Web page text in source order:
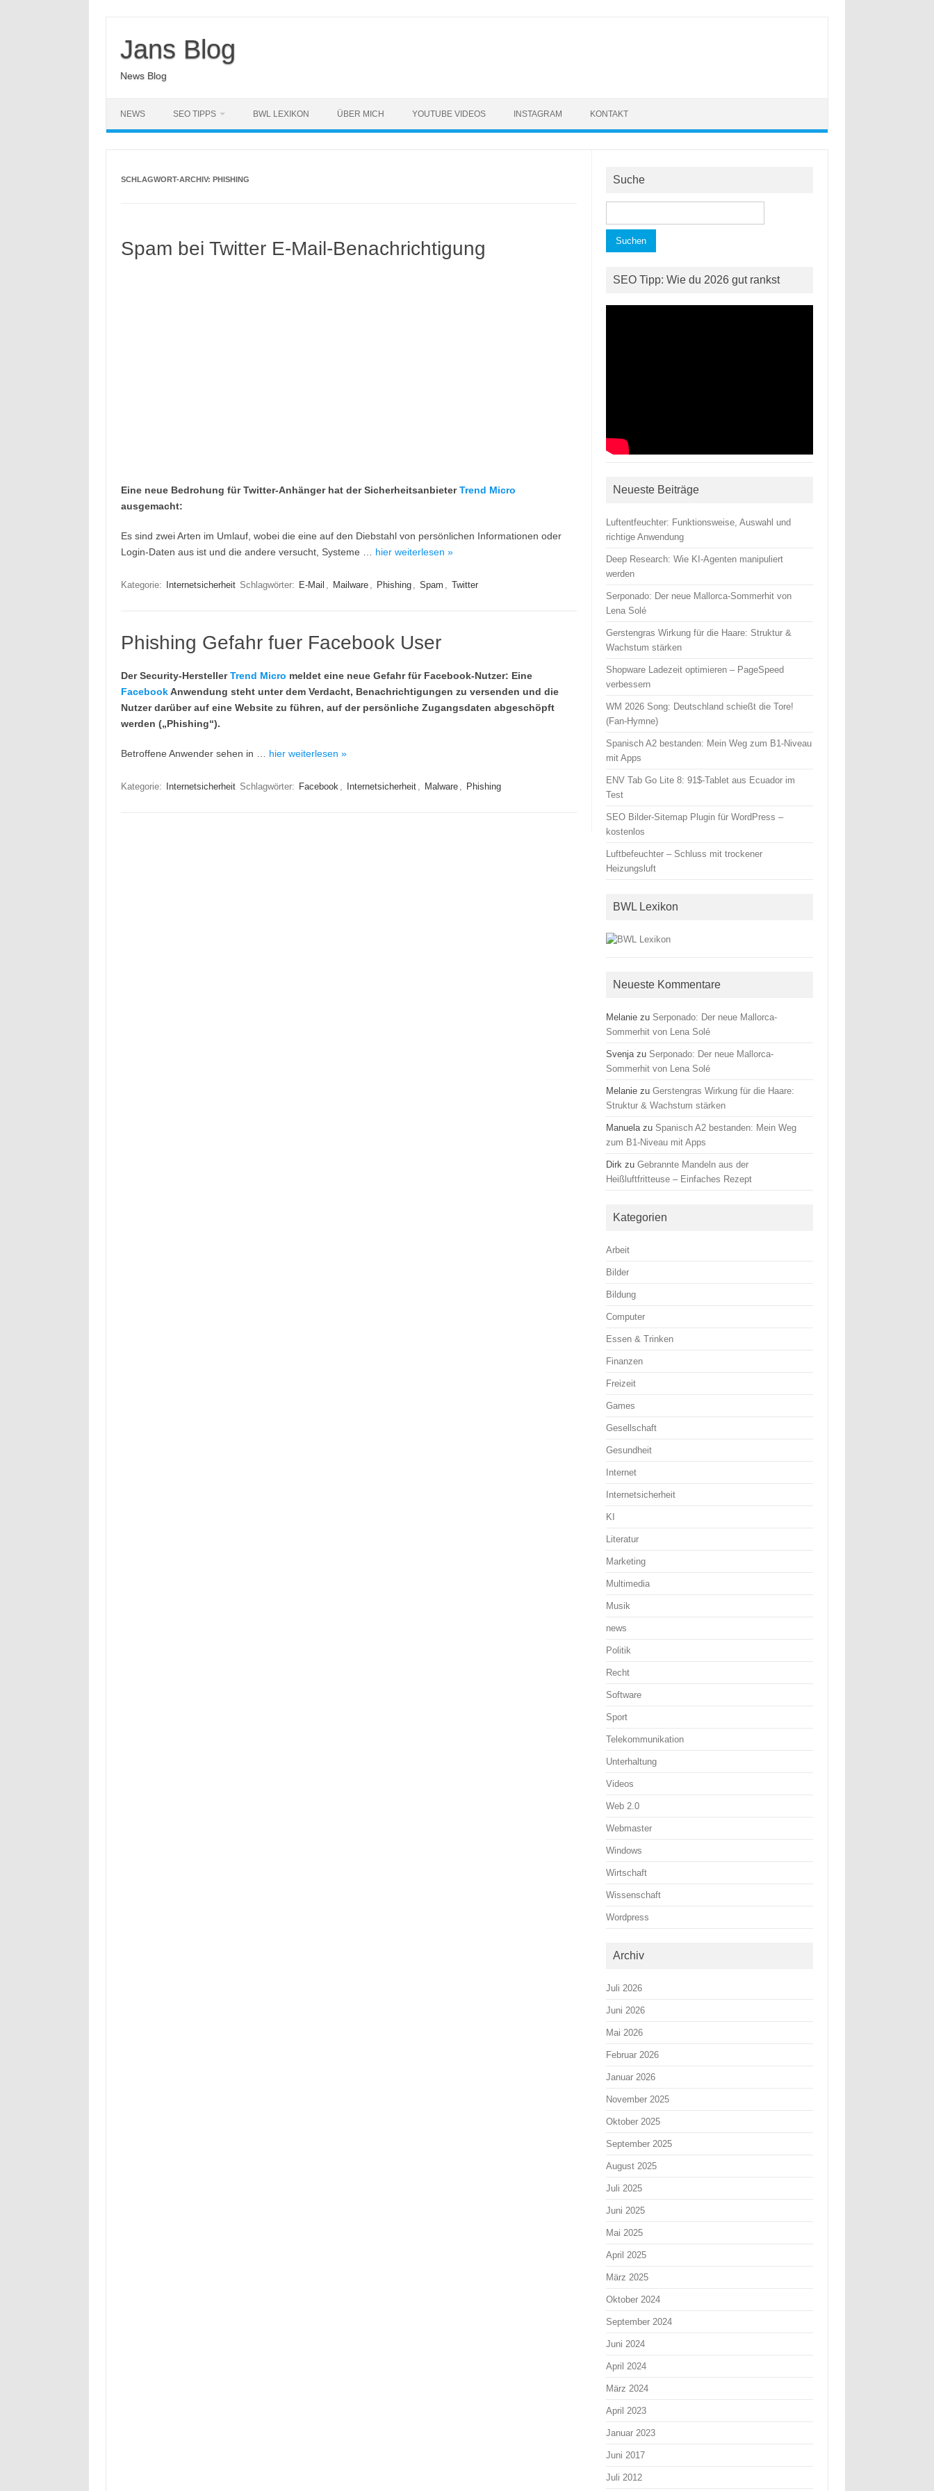
springen
Jans Blog
News Blog
NEWS SEO TIPPS BWL LEXIKON ÜBER MICH YOUTUBE VIDEOS INSTAGRAM KONTAKT
SCHLAGWORT-ARCHIV: PHISHING
Spam bei Twitter E-Mail-Benachrichtigung
Eine neue Bedrohung für Twitter-Anhänger hat der SicherheitsanbieterTrend Micro
ausgemacht:
Es sind zwei Arten im Umlauf, wobei die eine auf den Diebstahl von persönlichen Informationen oder
Login-Daten aus ist und die andere versucht, Systeme … hier weiterlesen »
Kategorie: Internetsicherheit Schlagwörter: E-Mail , Mailware , Phishing , Spam , Twitter
Phishing Gefahr fuer Facebook User
Der Security-HerstellerTrend Micro meldet eine neue Gefahr für Facebook-Nutzer: Eine
FacebookAnwendung steht unter dem Verdacht, Benachrichtigungen zu versenden und die
Nutzer darüber auf eine Website zu führen, auf der persönliche Zugangsdaten abgeschöpft
werden („Phishing“).
Betroffene Anwender sehen in … hier weiterlesen »
Kategorie: Internetsicherheit Schlagwörter: Facebook , Internetsicherheit , Malware , Phishing
Suche
nach:
SEO Tipp: Wie du 2026 gut rankst
Neueste Beiträge
Luftentfeuchter: Funktionsweise, Auswahl und
richtige Anwendung
Deep Research: Wie KI-Agenten manipuliert
werden
Serponado: Der neue Mallorca-Sommerhit von
Lena Solé
Gerstengras Wirkung für die Haare: Struktur &
Wachstum stärken
Shopware Ladezeit optimieren – PageSpeed
verbessern
WM 2026 Song: Deutschland schießt die Tore!
(Fan-Hymne)
Spanisch A2 bestanden: Mein Weg zum B1-Niveau
mit Apps
ENV Tab Go Lite 8: 91$-Tablet aus Ecuador im
Test
SEO Bilder-Sitemap Plugin für WordPress –
kostenlos
Luftbefeuchter – Schluss mit trockener
Heizungsluft
BWL Lexikon
Neueste Kommentare
Melanie zu Serponado: Der neue Mallorca-
Sommerhit von Lena Solé
Svenjazu Serponado: Der neue Mallorca-
Sommerhit von Lena Solé
Melanie zuGerstengras Wirkung für die Haare:
Struktur & Wachstum stärken
Manuelazu Spanisch A2 bestanden: Mein Weg
zum B1-Niveau mit Apps
Dirk zuGebrannte Mandeln aus der
Heißluftfritteuse – Einfaches Rezept
Kategorien
Arbeit
Bilder
Bildung
Computer
Essen & Trinken
Finanzen
Freizeit
Games
Gesellschaft
Gesundheit
Internet
Internetsicherheit
KI
Literatur
Marketing
Multimedia
Musik
news
Politik
Recht
Software
Sport
Telekommunikation
Unterhaltung
Videos
Web 2.0
Webmaster
Windows
Wirtschaft
Wissenschaft
Wordpress
Archiv
Juli 2026
Juni 2026
Mai 2026
Februar 2026
Januar 2026
November 2025
Oktober 2025
September 2025
August 2025
Juli 2025
Juni 2025
Mai 2025
April 2025
März 2025
Oktober 2024
September 2024
Juni 2024
April 2024
März 2024
April 2023
Januar 2023
Juni 2017
Juli 2012